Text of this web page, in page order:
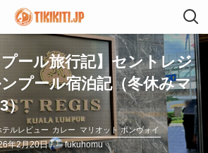
プール旅行記】セントレジ
プール宿泊記（冬休みマ
）
テルレビュー カレー マリオット ボンヴォイ
年2月20日 fukuhomu